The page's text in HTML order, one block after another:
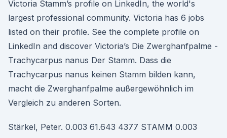
Victoria Stamm’s profile on LinkedIn, the world's
largest professional community. Victoria has 6 jobs
listed on their profile. See the complete profile on
LinkedIn and discover Victoria’s Die Zwerghanfpalme -
Trachycarpus nanus Der Stamm. Dass die
Trachycarpus nanus keinen Stamm bilden kann,
macht die Zwerghanfpalme außergewöhnlich im
Vergleich zu anderen Sorten.
Stärkel, Peter. 0.003 61.643 4377 STAMM 0.003